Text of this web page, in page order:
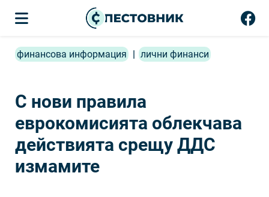
финансова информация | лични финанси
С нови правила
еврокомисията облекчава
действията срещу ДДС
измамите